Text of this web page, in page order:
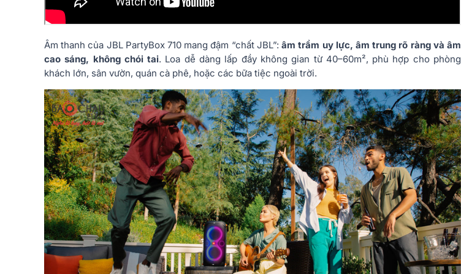
Âm thanh của JBL PartyBox 710 mang đậm “chất JBL”:âm trầm uy lực, âm trung rõ ràng và âm
cao sáng, không chói tai. Loa dễ dàng lấp đầy không gian từ 40–60m², phù hợp cho phòng
khách lớn, sân vườn, quán cà phê, hoặc các bữa tiệc ngoài trời.